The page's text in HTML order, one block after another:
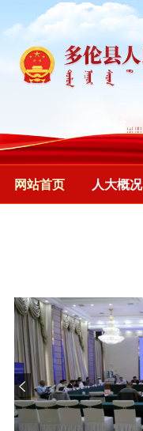
网站首页 人大概况